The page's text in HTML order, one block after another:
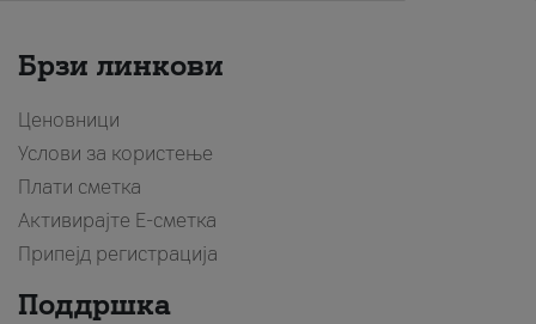
Брзи линкови
Ценовници
Услови за користење
Плати сметка
Активирајте Е-сметка
Припејд регистрација
Поддршка